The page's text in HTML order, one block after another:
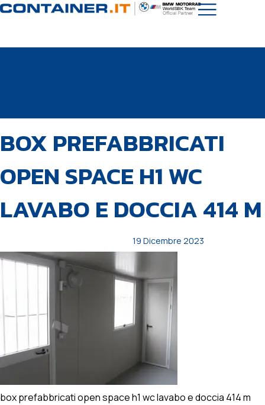
IN:
BOX PREFABBRICATI
OPEN SPACE H1 WC
LAVABO E DOCCIA 414 M
il:
19 Dicembre 2023
box prefabbricati open space h1 wc lavabo e doccia 414 m